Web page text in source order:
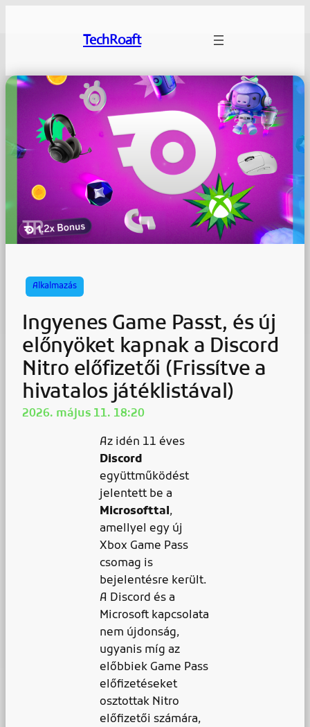
TechRoaft
Alkalmazás
Ingyenes Game Passt, és új
előnyöket kapnak a Discord
Nitro előfizetői (Frissítve a
hivatalos játéklistával)
2026. május 11. 18:20
Az idén 11 éves
Discord
együttműködést
jelentett be a
Microsofttal,
amellyel egy új
Xbox Game Pass
csomag is
bejelentésre került.
A Discord és a
Microsoft kapcsolata
nem újdonság,
ugyanis míg az
előbbiek Game Pass
előfizetéseket
osztottak Nitro
előfizetői számára,